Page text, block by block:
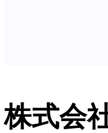
株式会